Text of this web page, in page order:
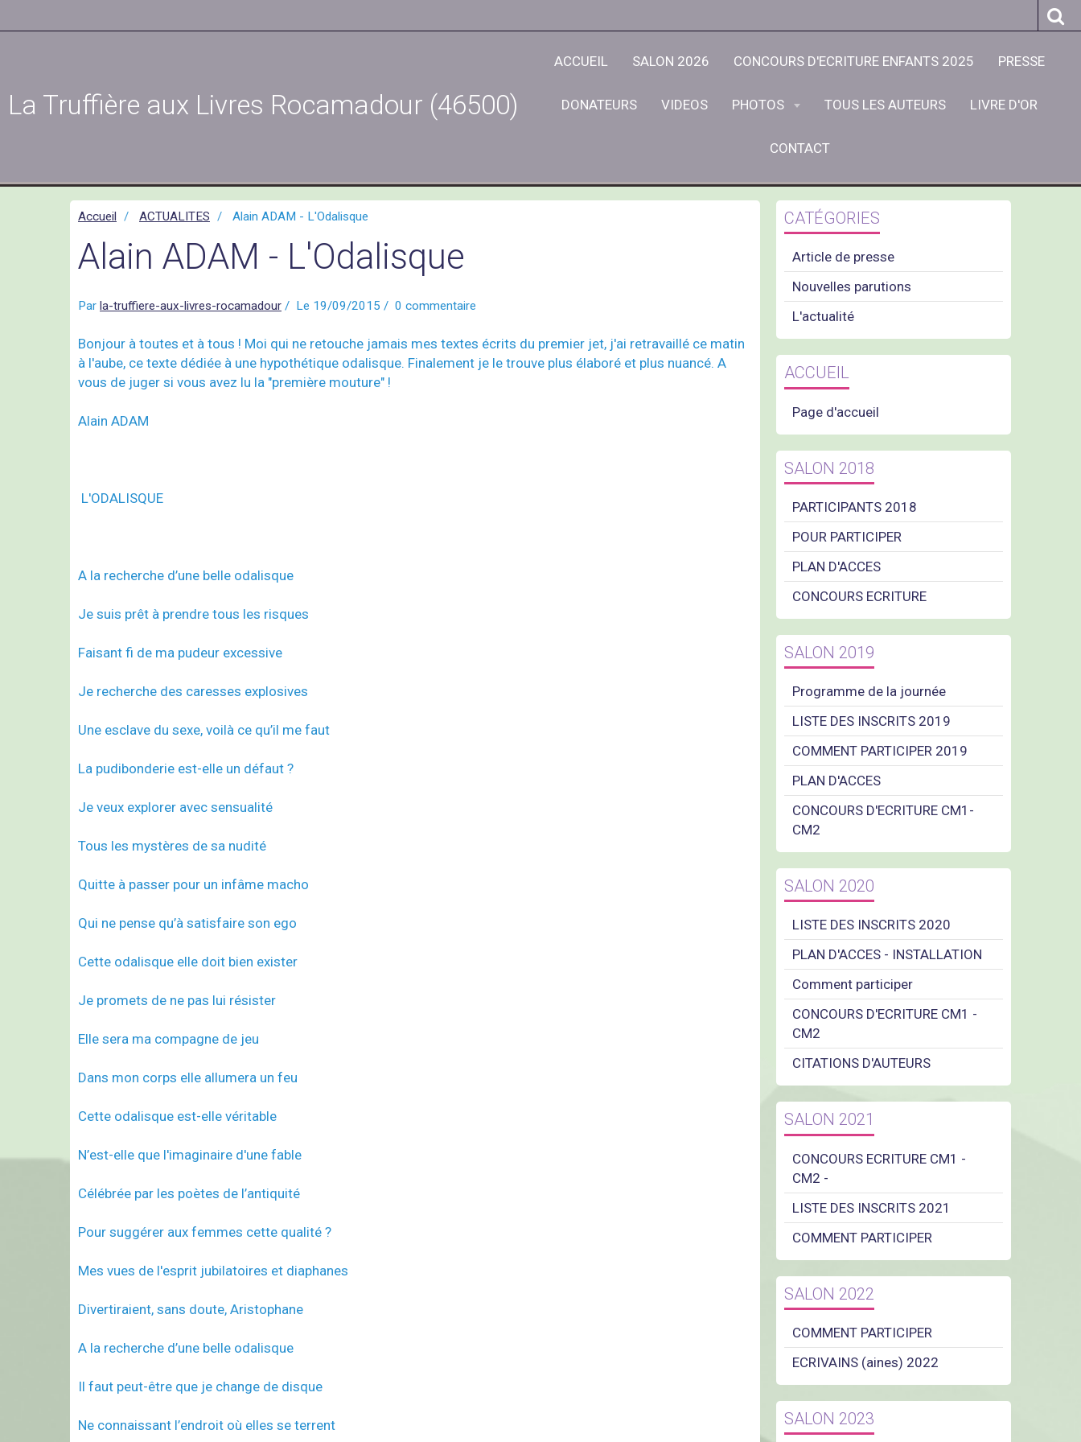
La Truffière aux Livres Rocamadour (46500)
ACCUEIL SALON 2026 CONCOURS D'ECRITURE ENFANTS 2025 PRESSE
DONATEURS VIDEOS PHOTOS TOUS LES AUTEURS LIVRE D'OR
CONTACT
Accueil ACTUALITES Alain ADAM - L'Odalisque
Alain ADAM - L'Odalisque
Par la-truffiere-aux-livres-rocamadour Le 19/09/2015 0 commentaire
Bonjour à toutes et à tous ! Moi qui ne retouche jamais mes textes écrits du premier jet, j'ai retravaillé ce matin
à l'aube, ce texte dédiée à une hypothétique odalisque. Finalement je le trouve plus élaboré et plus nuancé. A
vous de juger si vous avez lu la "première mouture" !
Alain ADAM
L'ODALISQUE
A la recherche d’une belle odalisque
Je suis prêt à prendre tous les risques
Faisant fi de ma pudeur excessive
Je recherche des caresses explosives
Une esclave du sexe, voilà ce qu’il me faut
La pudibonderie est-elle un défaut ?
Je veux explorer avec sensualité
Tous les mystères de sa nudité
Quitte à passer pour un infâme macho
Qui ne pense qu’à satisfaire son ego
Cette odalisque elle doit bien exister
Je promets de ne pas lui résister
Elle sera ma compagne de jeu
Dans mon corps elle allumera un feu
Cette odalisque est-elle véritable
N’est-elle que l'imaginaire d'une fable
Célébrée par les poètes de l’antiquité
Pour suggérer aux femmes cette qualité ?
Mes vues de l'esprit jubilatoires et diaphanes
Divertiraient, sans doute, Aristophane
A la recherche d’une belle odalisque
Il faut peut-être que je change de disque
Ne connaissant l’endroit où elles se terrent
CATÉGORIES
Article de presse
Nouvelles parutions
L'actualité
ACCUEIL
Page d'accueil
SALON 2018
PARTICIPANTS 2018
POUR PARTICIPER
PLAN D'ACCES
CONCOURS ECRITURE
SALON 2019
Programme de la journée
LISTE DES INSCRITS 2019
COMMENT PARTICIPER 2019
PLAN D'ACCES
CONCOURS D'ECRITURE CM1-
CM2
SALON 2020
LISTE DES INSCRITS 2020
PLAN D'ACCES - INSTALLATION
Comment participer
CONCOURS D'ECRITURE CM1 -
CM2
CITATIONS D'AUTEURS
SALON 2021
CONCOURS ECRITURE CM1 -
CM2 -
LISTE DES INSCRITS 2021
COMMENT PARTICIPER
SALON 2022
COMMENT PARTICIPER
ECRIVAINS (aines) 2022
SALON 2023